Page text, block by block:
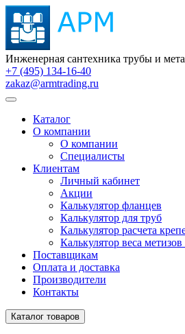
Инженерная сантехника трубы и
+7 (495) 134-16-40
zakaz@armtrading.ru
Каталог
О компании
О компании
Специалисты
Клиентам
Личный кабинет
Акции
Калькулятор фланцев
Калькулятор для труб
Калькулятор расчета
Калькулятор веса
Поставщикам
Оплата и доставка
Производители
Контакты
Каталог товаров